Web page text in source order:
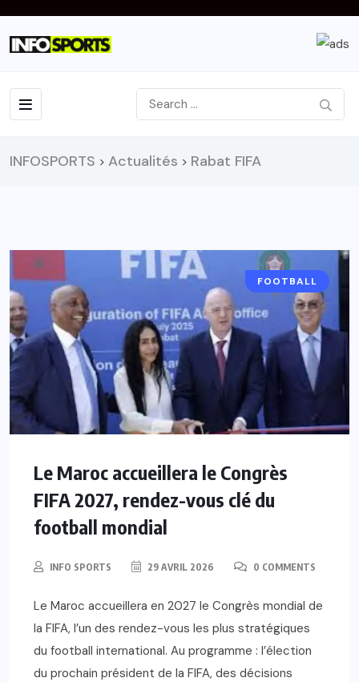
INFOSPORTS > Actualités > Rabat FIFA
FOOTBALL
Le Maroc accueillera le Congrès
FIFA 2027, rendez-vous clé du
football mondial
INFO SPORTS 29 AVRIL 2026 0 COMMENTS
Le Maroc accueillera en 2027 le Congrès mondial de
la FIFA, l’un des rendez-vous les plus stratégiques
du football international. Au programme : l’élection
du prochain président de la FIFA, des décisions